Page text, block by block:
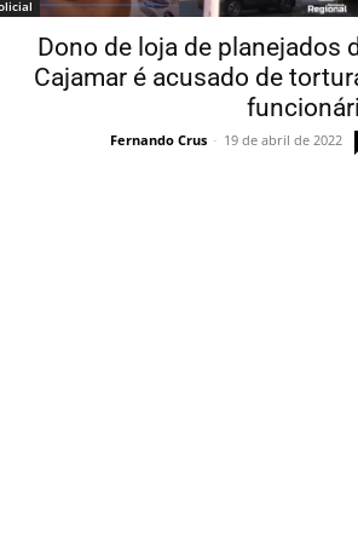
Dono de loja de planejados
Cajamar é acusado de
Fernando Crus - 19 de abril de 2022